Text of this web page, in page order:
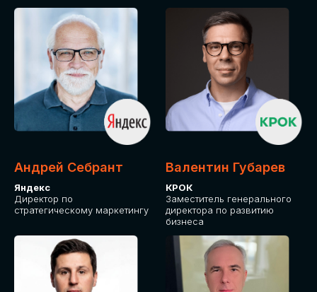
Андрей Себрант
Яндекс
Директор по
стратегическому маркетингу
Валентин Губарев
КРОК
Заместитель генерального
директора по развитию
бизнеса